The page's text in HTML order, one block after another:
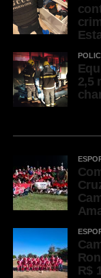
sociedade.
WhatsApp
Facebook
Twitter
Share
2,5
R$